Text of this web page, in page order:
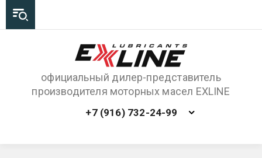
официальный дилер-представитель
производителя моторных масел EXLINE
+7 (916) 732-24-99